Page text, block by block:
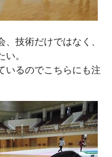
技術だけではなく、
。
いるのでこちらにも注